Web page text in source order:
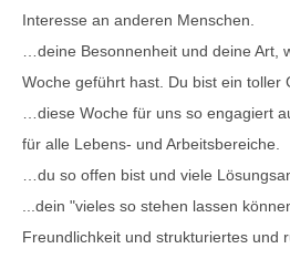
Interesse an anderen Menschen.
…deine Besonnenheit und deine Art,
Woche geführt hast. Du bist ein toller
…diese Woche für uns so engagiert
für alle Lebens- und Arbeitsbereiche.
…du so offen bist und viele
...dein "vieles so stehen lassen
Freundlichkeit und strukturiertes und